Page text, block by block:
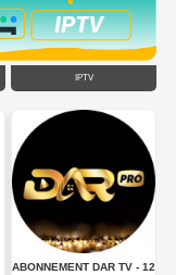
IPTV
ABONNEMENT DAR TV - 12